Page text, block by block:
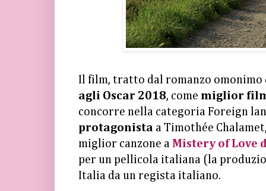
Il film, tratto dal romanzo
agli Oscar 2018, come miglior
concorre nella categoria Foreign
protagonista a Timothée Chalamet,
miglior canzone a Mistery of Love
per un pellicola italiana (la
Italia da un regista italiano.